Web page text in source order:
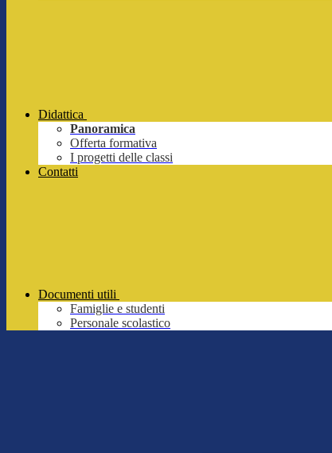
Didattica
Panoramica
Offerta formativa
I progetti delle classi
Contatti
Documenti utili
Famiglie e studenti
Personale scolastico